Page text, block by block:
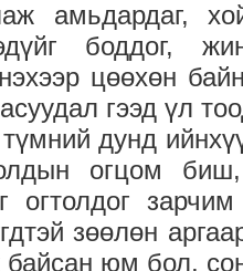
амьдардаг,
боддог,
цөөхөн
гээд үл
дунд
огцом биш,
зарчим
зөөлөн
байсан юм бол,